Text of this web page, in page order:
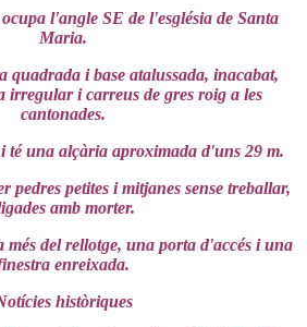
l'angle SE de l'església de Santa
Maria.
quadrada i base atalussada, inacabat,
irregular i carreus de gres roig a les
cantonades.
té una alçària aproximada d'uns 29 m.
pedres petites i mitjanes sense treballar,
amb morter.
del rellotge, una porta d'accés i una
enreixada.
històriques